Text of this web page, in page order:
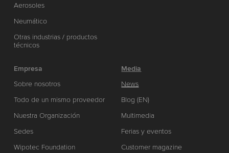
Aerosoles
Neumático
Otras industrias / productos
técnicos
Empresa
Sobre nosotros
Todo de un mismo proveedor
Nuestra Organización
Sedes
Wipotec Foundation
Media
News
Blog (EN)
Multimedia
Ferias y eventos
Customer magazine